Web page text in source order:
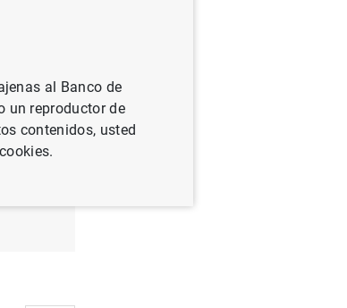
al Banco de
un reproductor de
contenidos, usted